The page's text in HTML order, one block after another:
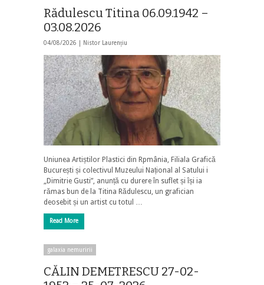
Rădulescu Titina 06.09.1942 –
03.08.2026
04/08/2026 | Nistor Laurențiu
Uniunea Artiștilor Plastici din Rpmânia, Filiala Grafică
București și colectivul Muzeului Național al Satului i
„Dimitrie Gusti”, anunță cu durere în suflet și își ia
rămas bun de la Titina Rădulescu, un grafician
deosebit și un artist cu totul …
Read More
galaxia nemuririi
CĂLIN DEMETRESCU 27-02-